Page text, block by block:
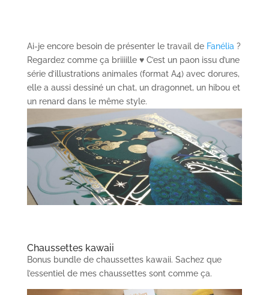
Ai-je encore besoin de présenter le travail de Fanélia ?
Regardez comme ça briiiille ♥️ C’est un paon issu d’une
série d’illustrations animales (format A4) avec dorures,
elle a aussi dessiné un chat, un dragonnet, un hibou et
un renard dans le même style.
Chaussettes kawaii
Bonus bundle de chaussettes kawaii. Sachez que
l’essentiel de mes chaussettes sont comme ça.